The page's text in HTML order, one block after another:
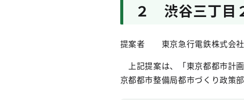
２ 渋谷三丁目
提案者 東京急行電鉄株
上記提案は、「東京都都市計
京都都市整備局都市づくり政策